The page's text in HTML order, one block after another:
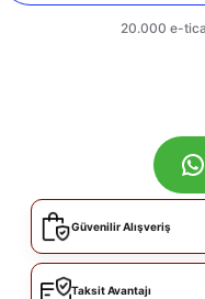
Güvenilir Alışveriş
Taksit Avantajı